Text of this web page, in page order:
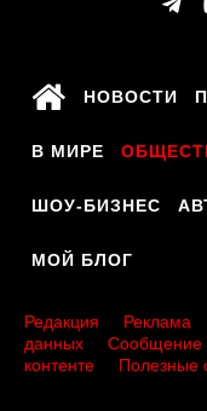
НОВОСТИ
В МИРЕ
ШОУ-БИЗНЕС
МОЙ БЛОГ
Редакция Реклама
данных
Сообщение
контенте
Полезные